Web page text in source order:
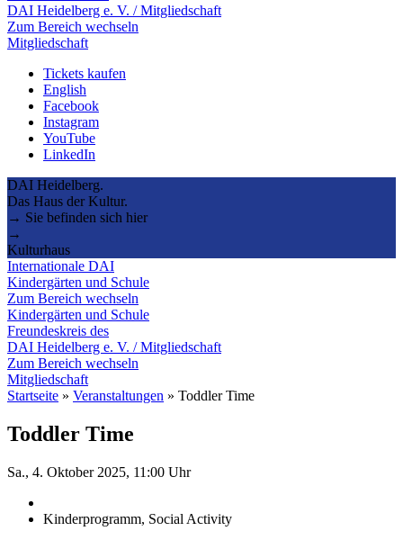
DAI Heidelberg e. V. / Mitgliedschaft
Zum Bereich wechseln
Mitgliedschaft
Tickets kaufen
English
Facebook
Instagram
YouTube
LinkedIn
DAI Heidelberg.
Das Haus der Kultur.
→ Sie befinden sich hier
→
Kulturhaus
Internationale DAI
Kindergärten und Schule
Zum Bereich wechseln
Kindergärten und Schule
Freundeskreis des
DAI Heidelberg e. V. / Mitgliedschaft
Zum Bereich wechseln
Mitgliedschaft
Startseite » Veranstaltungen » Toddler Time
Toddler Time
Sa., 4. Oktober 2025, 11:00 Uhr
Kinderprogramm, Social Activity